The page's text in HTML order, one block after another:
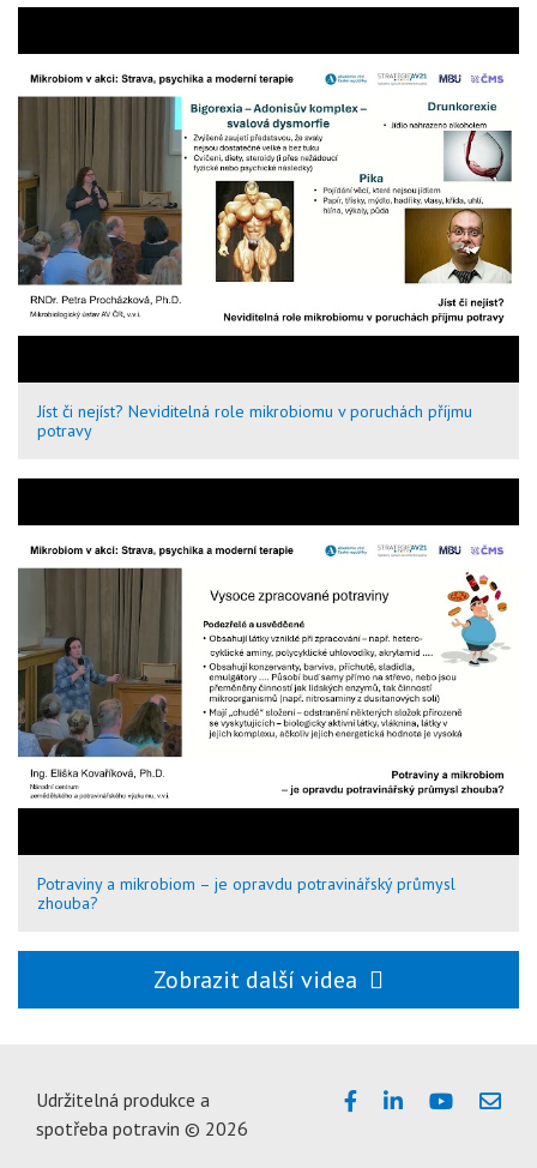
Jíst či nejíst? Neviditelná role mikrobiomu v poruchách příjmu
potravy
Potraviny a mikrobiom – je opravdu potravinářský průmysl
zhouba?
Zobrazit další videa
Udržitelná produkce a
spotřeba potravin © 2026